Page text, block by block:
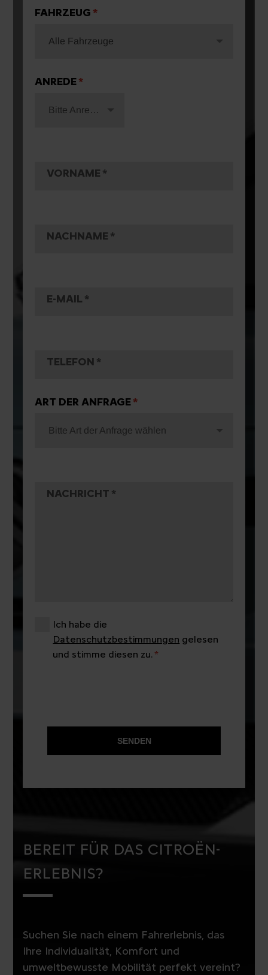
FAHRZEUG
Alle Fahrzeuge
ANREDE
Bitte Anrede wählen
VORNAME
NACHNAME
E-MAIL
TELEFON
ART DER ANFRAGE
Bitte Art der Anfrage wählen
NACHRICHT
Ich habe die
Datenschutzbestimmungen gelesen
und stimme diesen zu.
SENDEN
BEREIT FÜR DAS CITROËN-
ERLEBNIS?
Suchen Sie nach einem Fahrerlebnis, das
Ihre Individualität, Komfort und
umweltbewusste Mobilität perfekt vereint?